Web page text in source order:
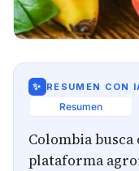
✨ RESUMEN CON
Resumen
Colombia
plataforma